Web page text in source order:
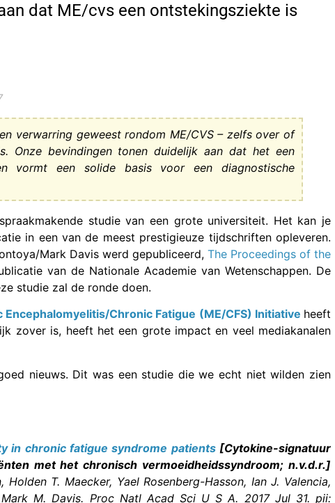
dat ME/cvs een ontstekingsziekte is
verwarring geweest rondom ME/CVS – zelfs over of
Onze bevindingen tonen duidelijk aan dat het een
vormt een solide basis voor een diagnostische
studie van een grote universiteit. Het kan je
in een van de meest prestigieuze tijdschriften opleveren.
Mark Davis werd gepubliceerd, The Proceedings of the
van de Nationale Academie van Wetenschappen. De
studie zal de ronde doen.
Encephalomyelitis/Chronic Fatigue (ME/CFS) Initiative heeft
zover is, heeft het een grote impact en veel mediakanalen
nieuws. Dit was een studie die we echt niet wilden zien
in chronic fatigue syndrome patients [Cytokine-signatuur
met het chronisch vermoeidheidssyndroom; n.v.d.r.]
T. Maecker, Yael Rosenberg-Hasson, Ian J. Valencia,
M. Davis. Proc Natl Acad Sci U S A. 2017 Jul 31. pii: